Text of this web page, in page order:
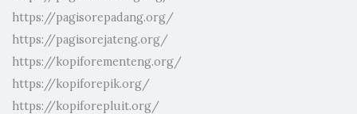
https://pagisorepadang.org/
https://pagisorejateng.org/
https://kopiforementeng.org/
https://kopiforepik.org/
https://kopiforepluit.org/